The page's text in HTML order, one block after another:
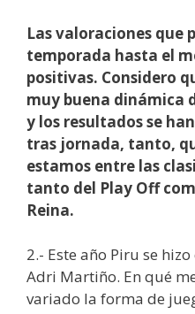
Las valoraciones que
temporada hasta el
positivas. Considero
muy buena dinámica
y los resultados se
tras jornada, tanto,
estamos entre las
tanto del Play Off
Reina.
2.- Este año Piru se
Adri Martiño. En qué
variado la forma de